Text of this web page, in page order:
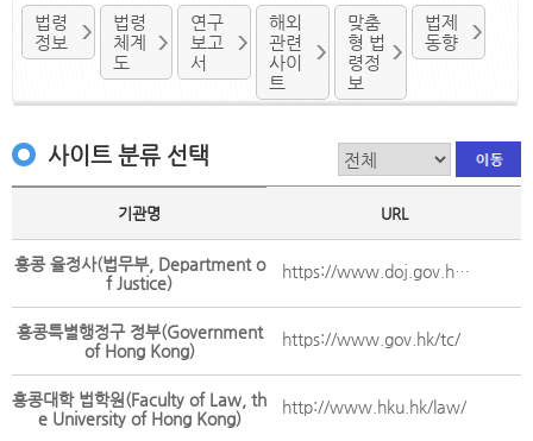
법령
정보
법령
체계
도
연구
보고
서
해외
관련
사이
트
맞춤
형 법
령정
보
법제
동향
사이트 분류 선택
기관명 URL
홍콩 율정사(법무부, Department o
f Justice)
https://www.doj.gov.hk/tc/home/index.html
홍콩특별행정구 정부(Government
of Hong Kong)
https://www.gov.hk/tc/
홍콩대학 법학원(Faculty of Law, th
e University of Hong Kong)
http://www.hku.hk/law/